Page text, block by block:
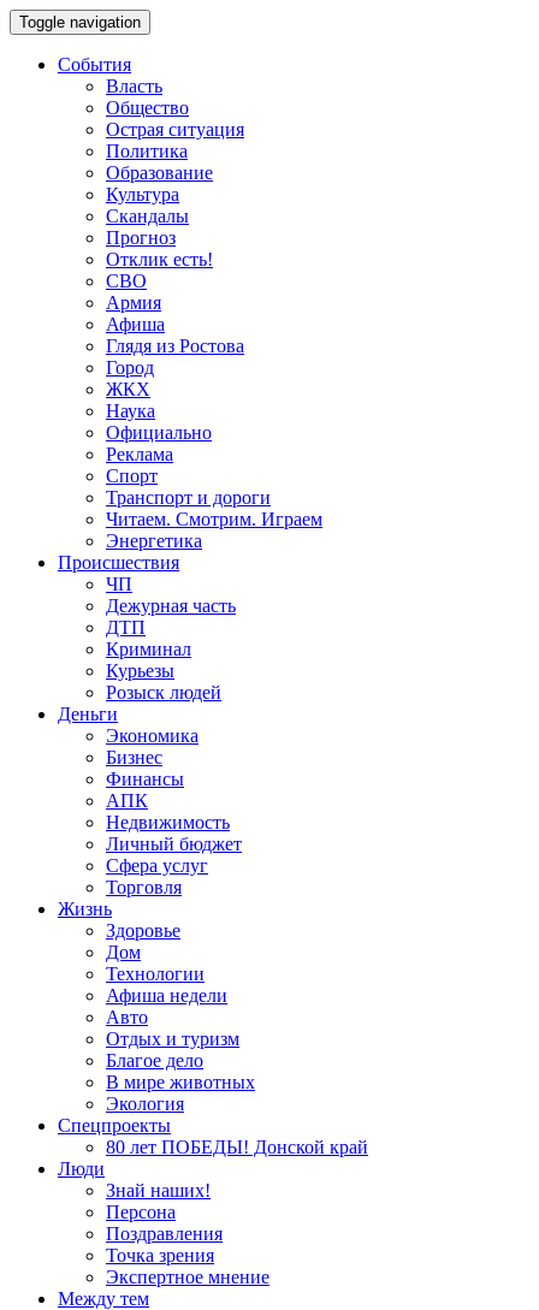
Toggle navigation
События
Власть
Общество
Острая ситуация
Политика
Образование
Культура
Скандалы
Прогноз
Отклик есть!
СВО
Армия
Афиша
Глядя из Ростова
Город
ЖКХ
Наука
Официально
Реклама
Спорт
Транспорт и дороги
Читаем. Смотрим. Играем
Энергетика
Происшествия
ЧП
Дежурная часть
ДТП
Криминал
Курьезы
Розыск людей
Деньги
Экономика
Бизнес
Финансы
АПК
Недвижимость
Личный бюджет
Сфера услуг
Торговля
Жизнь
Здоровье
Дом
Технологии
Афиша недели
Авто
Отдых и туризм
Благое дело
В мире животных
Экология
Спецпроекты
80 лет ПОБЕДЫ! Донской край
Люди
Знай наших!
Персона
Поздравления
Точка зрения
Экспертное мнение
Между тем